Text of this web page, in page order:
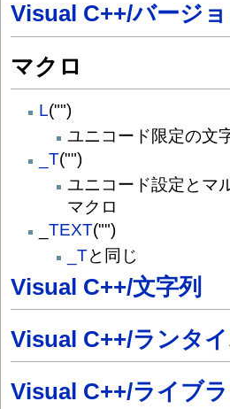
Visual C++/バージ
マクロ
L("")
ユニコード限定の文
_T("")
ユニコード設定とマ
マクロ
_TEXT("")
_Tと同じ
Visual C++/文字列
Visual C++/ランタ
Visual C++/ライブ